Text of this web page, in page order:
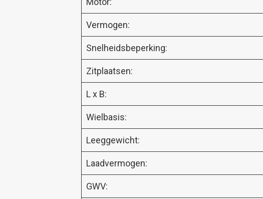
Vermogen:
Snelheidsbeperking:
Zitplaatsen:
L x B:
Wielbasis:
Leeggewicht:
Laadvermogen:
GWV: